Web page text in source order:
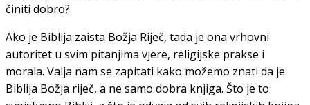
činiti dobro?
Ako je Biblija zaista Božja Riječ, tada je ona vrhovni
autoritet u svim pitanjima vjere, religijske prakse i
morala. Valja nam se zapitati kako možemo znati da je
Biblija Božja riječ, a ne samo dobra knjiga. Što je to